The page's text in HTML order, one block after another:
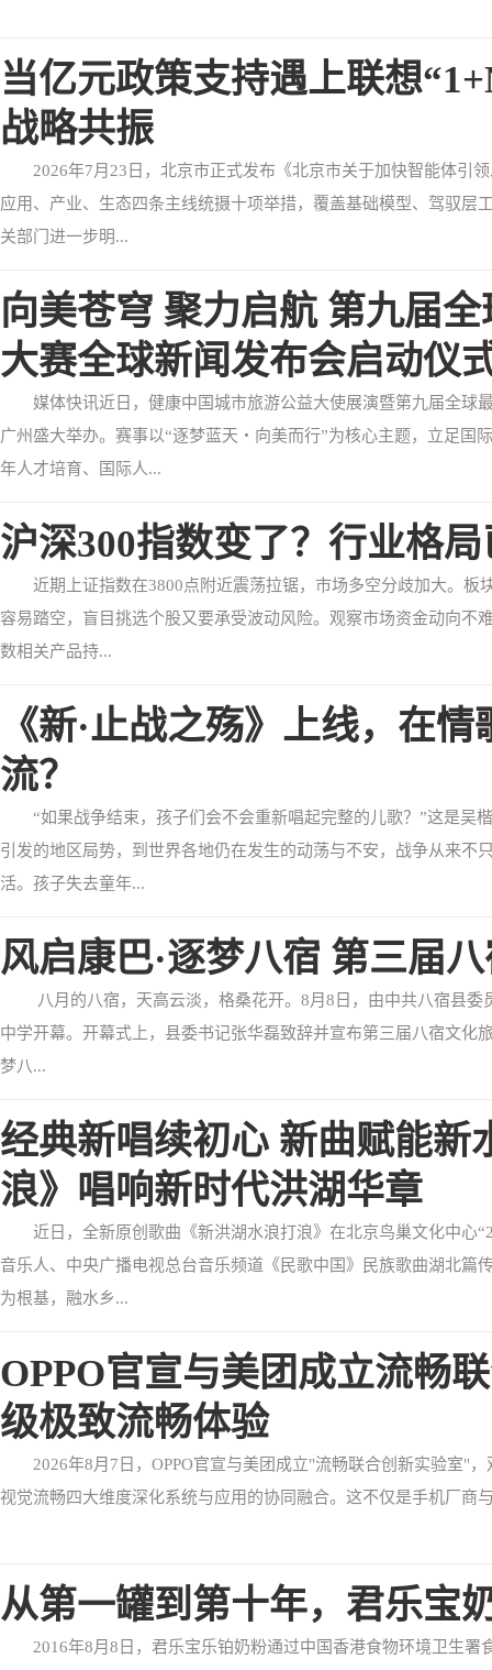
当亿元政策支持遇上联想
战略共振
2026年7月23日，北京市正式发布《北京市关于加快智能体引
应用、产业、生态四条主线统摄十项举措，覆盖基础模型、驾驭层
关部门进一步明...
向美苍穹 聚力启航 第九届
大赛全球新闻发布会启动仪
媒体快讯近日，健康中国城市旅游公益大使展演暨第九届全球
广州盛大举办。赛事以“逐梦蓝天・向美而行”为核心主题，立足
年人才培育、国际人...
沪深300指数变了？行业格
近期上证指数在3800点附近震荡拉锯，市场多空分歧加大。
容易踏空，盲目挑选个股又要承受波动风险。观察市场资金动向不
数相关产品持...
《新·止战之殇》上线，在
流？
“如果战争结束，孩子们会不会重新唱起完整的儿歌？”这是吴
引发的地区局势，到世界各地仍在发生的动荡与不安，战争从来不
活。孩子失去童年...
风启康巴·逐梦八宿 第三届
八月的八宿，天高云淡，格桑花开。8月8日，由中共八宿县
中学开幕。开幕式上，县委书记张华磊致辞并宣布第三届八宿文化
梦八...
经典新唱续初心 新曲赋能
浪》唱响新时代洪湖华章
近日，全新原创歌曲《新洪湖水浪打浪》在北京鸟巢文化中心
音乐人、中央广播电视总台音乐频道《民歌中国》民族歌曲湖北篇
为根基，融水乡...
OPPO官宣与美团成立流畅
级极致流畅体验
2026年8月7日，OPPO官宣与美团成立"流畅联合创新实验室"
视觉流畅四大维度深化系统与应用的协同融合。这不仅是手机厂商
从第一罐到第十年，君乐宝
2016年8月8日，君乐宝乐铂奶粉通过中国香港食物环境卫生